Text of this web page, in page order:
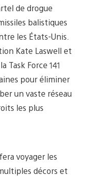
de drogue
balistiques
les États-Unis.
Kate Laswell et
Task Force 141
pour éliminer
un vaste réseau
les plus
voyager les
décors et